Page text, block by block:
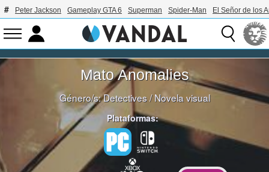
Peter Jackson Gameplay GTA 6 Superman Spider-Man El Señor de los
Mato Anomalies
Género/s:Detectives/Novela visual
Plataformas: